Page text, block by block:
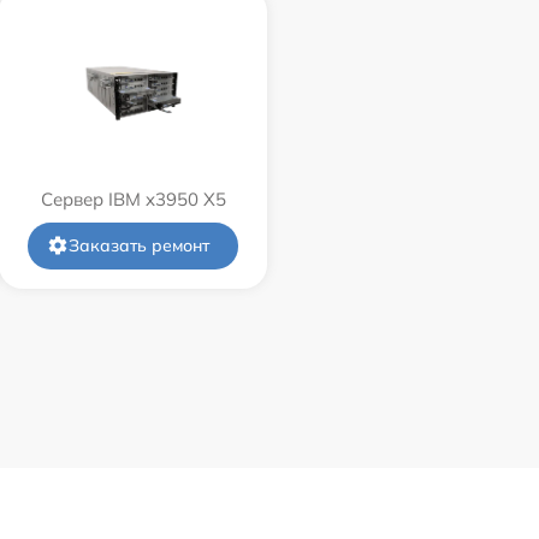
Сервер IBM x3950 X5
Заказать ремонт